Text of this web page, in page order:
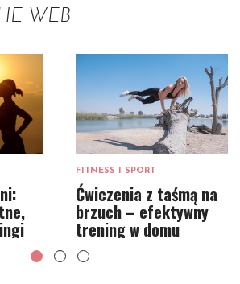
WEB
FITNESS I SPORT
Ćwiczenia z taśmą na
brzuch – efektywny
trening w domu